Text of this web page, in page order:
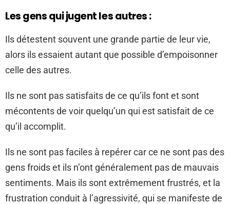
Les gens qui jugent les autres :
Ils détestent souvent une grande partie de leur vie,
alors ils essaient autant que possible d’empoisonner
celle des autres.
Ils ne sont pas satisfaits de ce qu’ils font et sont
mécontents de voir quelqu’un qui est satisfait de ce
qu’il accomplit.
Ils ne sont pas faciles à repérer car ce ne sont pas des
gens froids et ils n’ont généralement pas de mauvais
sentiments. Mais ils sont extrêmement frustrés, et la
frustration conduit à l’agressivité, qui se manifeste de